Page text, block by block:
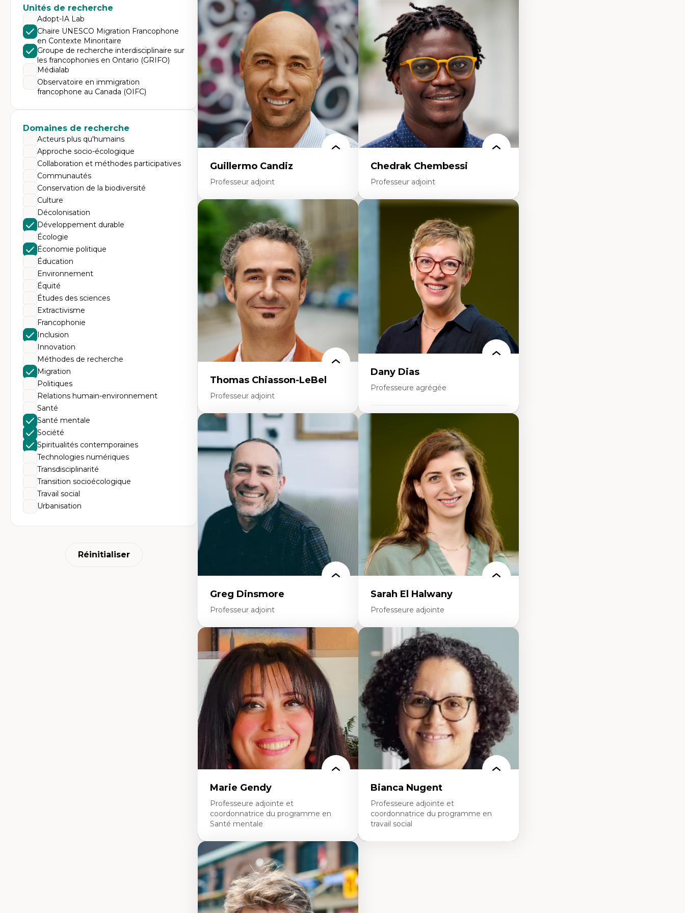
Unités de recherche
Adopt-IA Lab
Chaire UNESCO Migration Francophone
en Contexte Minoritaire
Groupe de recherche interdisciplinaire sur
les francophonies en Ontario (GRIFO)
Médialab
Observatoire en immigration
francophone au Canada (OIFC)
Domaines de recherche
Acteurs plus qu'humains
Approche socio-écologique
Collaboration et méthodes participatives
Communautés
Conservation de la biodiversité
Culture
Décolonisation
Développement durable
Écologie
Économie politique
Éducation
Environnement
Équité
Études des sciences
Extractivisme
Francophonie
Inclusion
Innovation
Méthodes de recherche
Migration
Politiques
Relations humain-environnement
Santé
Santé mentale
Société
Spiritualités contemporaines
Technologies numériques
Transdisciplinarité
Transition socioécologique
Travail social
Urbanisation
Réinitialiser
Expertises
Discours sur la ville et représentations
Mosquées, formes et usages au Canada
Reconnaissance et représentations des
communautés immigrantes dans l'espace
urbain
Design architectural et urbain
Patrimoine et patrimonialisation
Études postcoloniales et décolonisation des
savoirs
Didactique des sciences – processus
d’enquête et culture scientifique
Éducation en milieu minoritaire –
construction identitaire et conscience
critique
Technologies éducatives – ludification et
programmation pédagogique
La langue dans toutes les matières –
environnement discursif et langage
scientifique
Guillermo Candiz
Professeur adjoint
Trajectoires migratoires
Migrations forcées
Études des frontières; Enjeux géopolitiques
des migrations
Politiques migratoires
Réfugiés
Demandeurs d’asile
Migrations irrégulières
Migrations temporaires
Migration et changement climatique
Migration et développement
Chedrak Chembessi
Professeur adjoint
Économie circulaire
Modèles d’affaires durables
Histoire des faits économiques
Gestion durable des ressources naturelles
Écologie industrielle
Aménagement durable du territoire
Développement régional
Coopératives
Télétravail en milieu rural francophone
Transition socio-écologique
Thomas Chiasson-LeBel
Professeur adjoint
Expertises
Théories du développement
Économie politique comparée
Élites économiques
Sociologie économique
Extractivisme
Classes sociales
Mouvements sociaux
Théories de l’État
Dany Dias
Professeure agrégée
Pédagogies critiques et justice sociale
Éthique relationnelle et sollicitude en
Décolonisation et autochtonisation de la
formation à l’enseignement
Littératie et didactique du français
Éducation inclusive
Formation à l’enseignement en contexte
francophone minoritaire
Identité linguistique et culturelle
Recherche-action et approches
participatives
Leadership éducatif et pratiques réflexives
Éducation durable et bien-être en
enseignement
Greg Dinsmore
Professeur adjoint
Expertises
Fragmentation des auditoires médiatiques
Analyse multi-plateforme des auditoires
médiatiques
Analyse des comportements numériques à
travers les données massives et l’IA
Recherche quantitative et qualitative sur
les auditoires médiatiques
Épistémologie des techniques de recherche
numérique et l’IA
Théorie des droits de la personne
La pensée politique d’Hannah Arendt
La pensée politique à l’ère numérique
Justice internationale et normes
internationales
Sarah El Halwany
Professeure adjointe
Expertises
Les apports pédagogiques des théories de
l'affect, du posthumanisme, du féminisme
dans l'éducation aux sciences
L'apprentissage des sciences/STIM dans une
perspective socioécologique de care
L’insertion professionnelle des
enseignant.e.s
Marie Gendy
Professeure adjointe et
coordonnatrice du programme en
Santé mentale
Expertises
Neuropsychiatrie et neurosciences
Direction d'essais cliniques
Analyse des politiques et pratiques en santé
mentale
Développement de protocoles d'essais
Bianca Nugent
Professeure adjointe et
coordonnatrice du programme en
travail social